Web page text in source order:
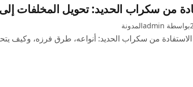
من سكراب الحديد: تحويل المخلفات
بواسطة admin المدونة
من سكراب الحديد: أنواعه، طرق فرزه، وكيف